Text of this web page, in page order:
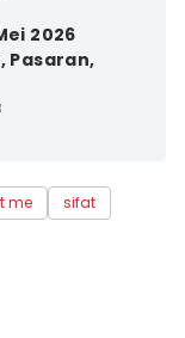
2026
Pasaran,
me
sifat